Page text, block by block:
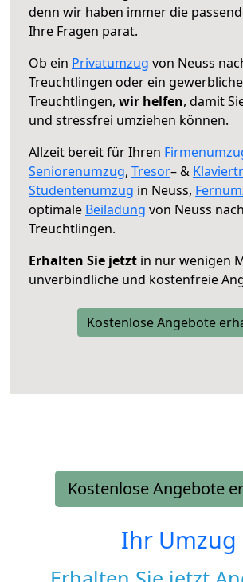
denn wir haben immer die
Ihre Fragen parat.
Ob ein Privatumzug von Neuss
Treuchtlingen oder ein
Treuchtlingen, wir helfen, damit
und stressfrei umziehen können.
Allzeit bereit für Ihren
Seniorenumzug, Tresor– &
Studentenumzug in Neuss,
optimale Beiladung von Neuss nach
Treuchtlingen.
Erhalten Sie jetzt in nur wenigen
unverbindliche und kostenfreie
Kostenlose Angebote
Kostenlose Angebote
Ihr Umzug